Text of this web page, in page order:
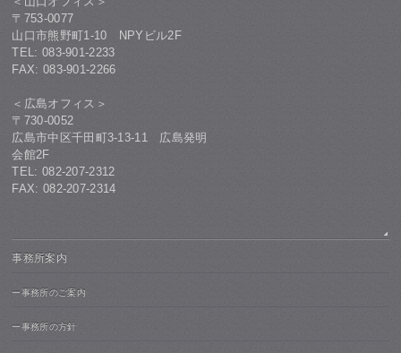
〒753-0077
山口市熊野町1-10 NPYビル2F
TEL: 083-901-2233
FAX: 083-901-2266
＜広島オフィス＞
〒730-0052
広島市中区千田町3-13-11 広島発明
会館2F
TEL: 082-207-2312
FAX: 082-207-2314
事務所案内
ー事務所のご案内
ー事務所の方針